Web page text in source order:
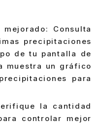
Consulta
precipitaciones
de tu pantalla de
muestra un gráfico
para
la cantidad
controlar mejor